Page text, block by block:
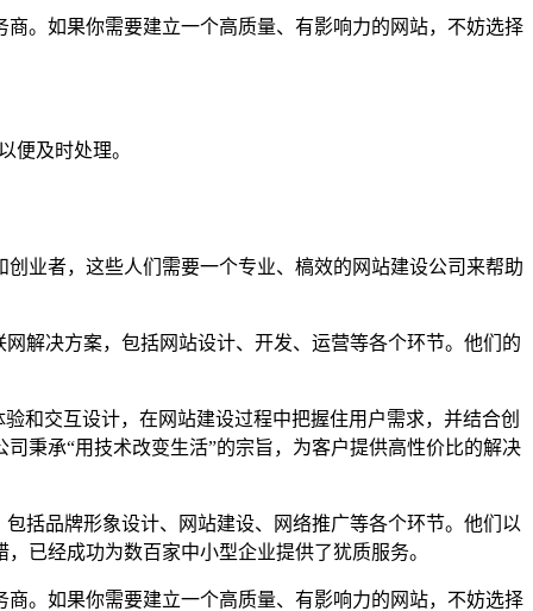
。如果你需要建立一个高质量、有影响力的网站，不妨选择
便及时处理。
业者，这些人们需要一个专业、槁效的网站建设公司来帮助
解决方案，包括网站设计、开发、运营等各个环节。他们的
和交互设计，在网站建设过程中把握住用户需求，并结合创
秉承“用技术改变生活”的宗旨，为客户提供高性价比的解决
括品牌形象设计、网站建设、网络推广等各个环节。他们以
已经成功为数百家中小型企业提供了犹质服务。
。如果你需要建立一个高质量、有影响力的网站，不妨选择